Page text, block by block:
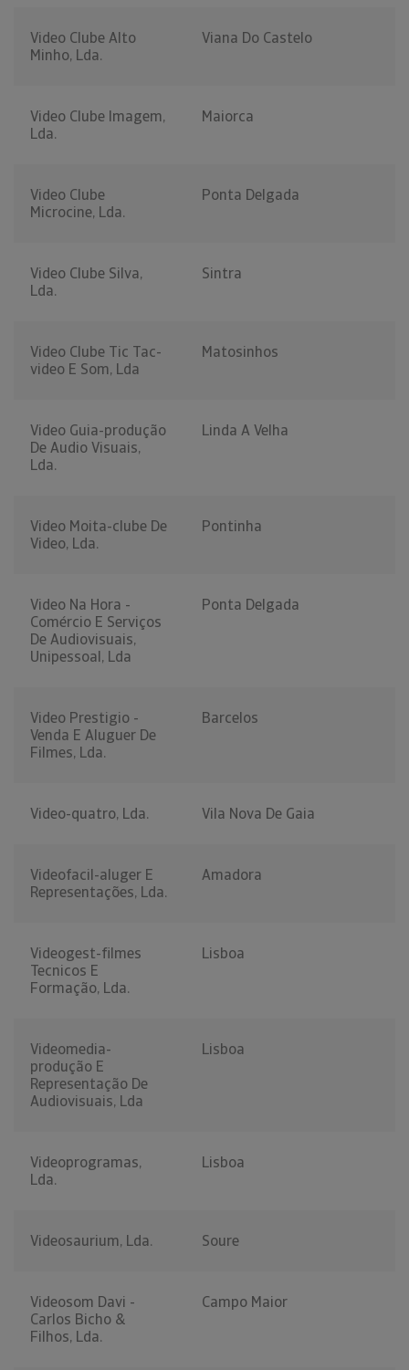
Video Clube Alto
Minho, Lda.
Viana Do Castelo
Video Clube Imagem,
Lda.
Maiorca
Video Clube
Microcine, Lda.
Ponta Delgada
Video Clube Silva,
Lda.
Sintra
Video Clube Tic Tac-
video E Som, Lda
Matosinhos
Video Guia-produção
De Audio Visuais,
Lda.
Linda A Velha
Video Moita-clube De
Video, Lda.
Pontinha
Video Na Hora -
Comércio E Serviços
De Audiovisuais,
Unipessoal, Lda
Ponta Delgada
Video Prestigio -
Venda E Aluguer De
Filmes, Lda.
Barcelos
Video-quatro, Lda. Vila Nova De Gaia
Videofacil-aluger E
Representações, Lda.
Amadora
Videogest-filmes
Tecnicos E
Formação, Lda.
Lisboa
Videomedia-
produção E
Representação De
Audiovisuais, Lda
Lisboa
Videoprogramas,
Lda.
Lisboa
Videosaurium, Lda. Soure
Videosom Davi -
Carlos Bicho &
Filhos, Lda.
Campo Maior